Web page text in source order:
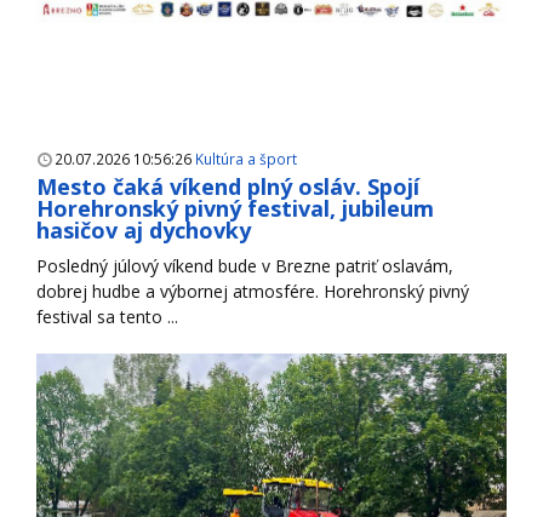
20.07.2026 10:56:26 Kultúra a šport
Mesto čaká víkend plný osláv. Spojí
Horehronský pivný festival, jubileum
hasičov aj dychovky
Posledný júlový víkend bude v Brezne patriť oslavám,
dobrej hudbe a výbornej atmosfére. Horehronský pivný
festival sa tento ...